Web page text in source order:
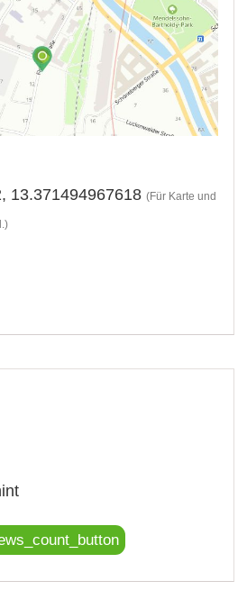
13.371494967618 (Für Karte und